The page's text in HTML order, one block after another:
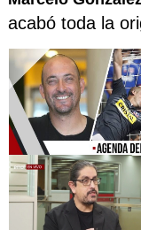
acabó toda la